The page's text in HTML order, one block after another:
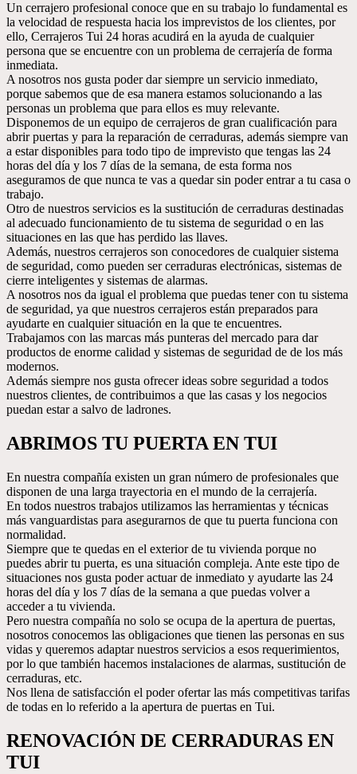
Un cerrajero profesional conoce que en su trabajo lo fundamental es
la velocidad de respuesta hacia los imprevistos de los clientes, por
ello, Cerrajeros Tui 24 horas acudirá en la ayuda de cualquier
persona que se encuentre con un problema de cerrajería de forma
inmediata.
A nosotros nos gusta poder dar siempre un servicio inmediato,
porque sabemos que de esa manera estamos solucionando a las
personas un problema que para ellos es muy relevante.
Disponemos de un equipo de cerrajeros de gran cualificación para
abrir puertas y para la reparación de cerraduras, además siempre van
a estar disponibles para todo tipo de imprevisto que tengas las 24
horas del día y los 7 días de la semana, de esta forma nos
aseguramos de que nunca te vas a quedar sin poder entrar a tu casa o
trabajo.
Otro de nuestros servicios es la sustitución de cerraduras destinadas
al adecuado funcionamiento de tu sistema de seguridad o en las
situaciones en las que has perdido las llaves.
Además, nuestros cerrajeros son conocedores de cualquier sistema
de seguridad, como pueden ser cerraduras electrónicas, sistemas de
cierre inteligentes y sistemas de alarmas.
A nosotros nos da igual el problema que puedas tener con tu sistema
de seguridad, ya que nuestros cerrajeros están preparados para
ayudarte en cualquier situación en la que te encuentres.
Trabajamos con las marcas más punteras del mercado para dar
productos de enorme calidad y sistemas de seguridad de de los más
modernos.
Además siempre nos gusta ofrecer ideas sobre seguridad a todos
nuestros clientes, de contribuimos a que las casas y los negocios
puedan estar a salvo de ladrones.
ABRIMOS TU PUERTA EN TUI
En nuestra compañía existen un gran número de profesionales que
disponen de una larga trayectoria en el mundo de la cerrajería.
En todos nuestros trabajos utilizamos las herramientas y técnicas
más vanguardistas para asegurarnos de que tu puerta funciona con
normalidad.
Siempre que te quedas en el exterior de tu vivienda porque no
puedes abrir tu puerta, es una situación compleja. Ante este tipo de
situaciones nos gusta poder actuar de inmediato y ayudarte las 24
horas del día y los 7 días de la semana a que puedas volver a
acceder a tu vivienda.
Pero nuestra compañía no solo se ocupa de la apertura de puertas,
nosotros conocemos las obligaciones que tienen las personas en sus
vidas y queremos adaptar nuestros servicios a esos requerimientos,
por lo que también hacemos instalaciones de alarmas, sustitución de
cerraduras, etc.
Nos llena de satisfacción el poder ofertar las más competitivas tarifas
de todas en lo referido a la apertura de puertas en Tui.
RENOVACIÓN DE CERRADURAS EN
TUI